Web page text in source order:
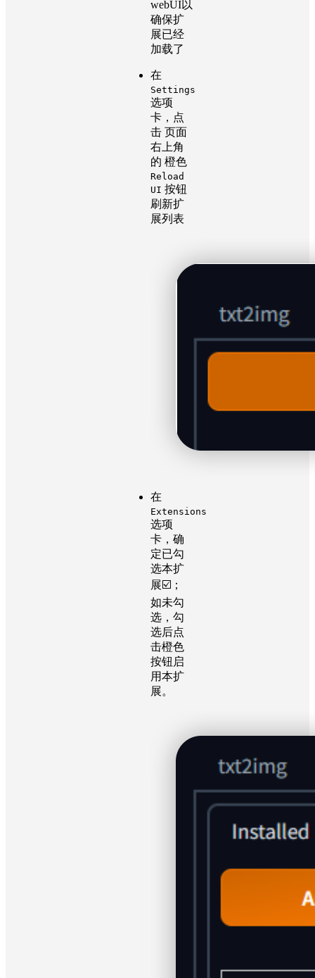
webUI以
确保扩
展已经
加载了
在
Settings
选项
卡，点
击 页面
右上角
的 橙色
Reload
UI 按钮
刷新扩
展列表
在
Extensions
选项
卡，确
定已勾
选本扩
展☑️；
如未勾
选，勾
选后点
击橙色
按钮启
用本扩
展。